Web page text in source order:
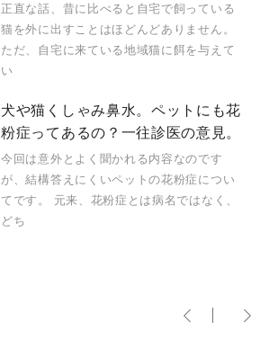
正直な話、昔に比べると自宅で飼っている
猫を外に出すことはほどんどありません。
ただ、自宅に来ている地域猫に餌を与えて
い
犬や猫くしゃみ鼻水。ペットにも花
粉症ってあるの？一往診医の意見。
今回は意外とよく聞かれる内容なのです
が、結構答えにくいペットの花粉症につい
てです。 元来、花粉症とは病名ではなく、
どち